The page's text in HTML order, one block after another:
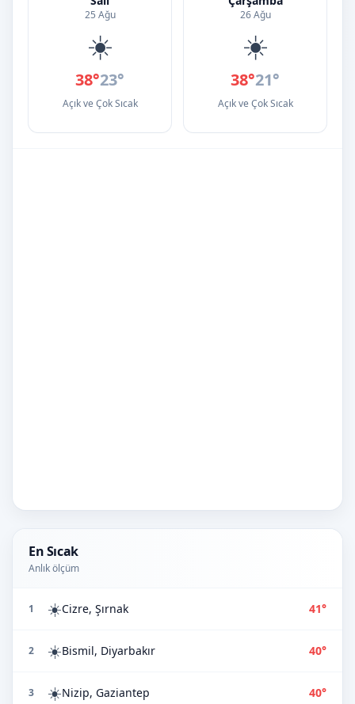
25 Ağu
☀️
38°23°
Açık ve Çok Sıcak
26 Ağu
☀️
38°21°
Açık ve Çok Sıcak
En Sıcak
Anlık ölçüm
1 ☀️Cizre, Şırnak 41°
2 ☀️Bismil, Diyarbakır 40°
3 ☀️Nizip, Gaziantep 40°